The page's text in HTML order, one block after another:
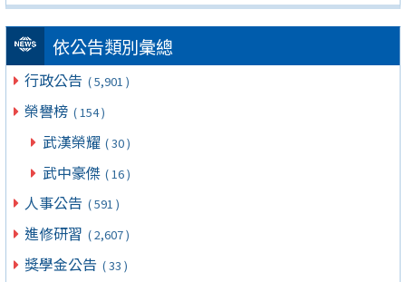
依公告類別彙總
行政公告 ( 5,901 )
榮譽榜 ( 154 )
武漢榮耀 ( 30 )
武中豪傑 ( 16 )
人事公告 ( 591 )
進修研習 ( 2,607 )
獎學金公告 ( 33 )